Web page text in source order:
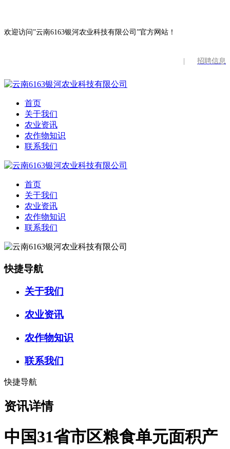
欢迎访问”云南6163银河农业科技有限公司”官方网站！
招聘信息
首页
关于我们
农业资讯
农作物知识
联系我们
首页
关于我们
农业资讯
农作物知识
联系我们
快捷导航
关于我们
农业资讯
农作物知识
联系我们
快捷导航
资讯详情
中国31省市区粮食单元面积产